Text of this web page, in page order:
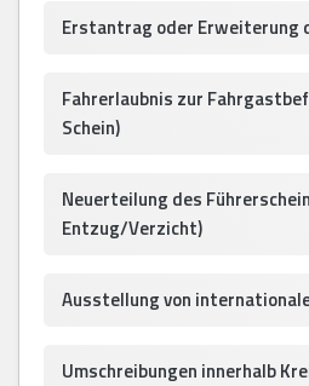
Erstantrag oder Erweiterung
Fahrerlaubnis zur
Schein)
Neuerteilung des
Entzug/Verzicht)
Ausstellung von
Umschreibungen innerhalb